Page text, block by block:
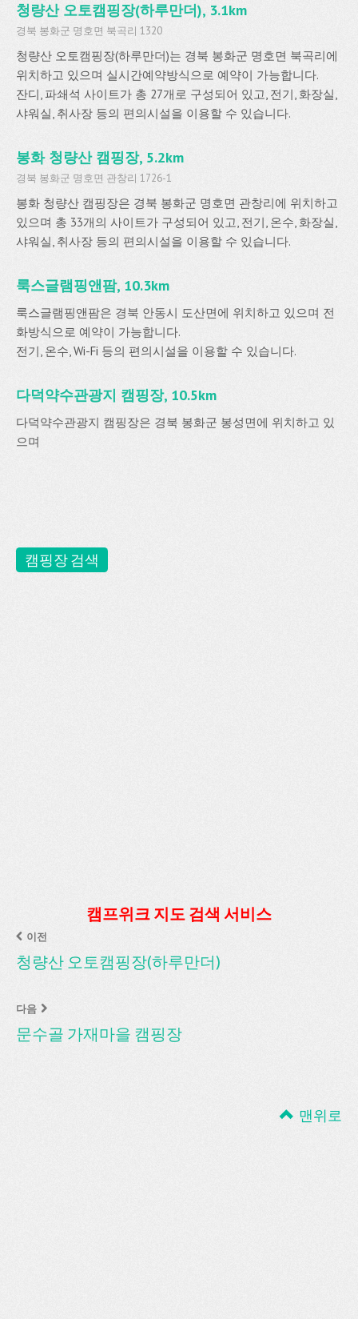
청량산 오토캠핑장(하루만더), 3.1km
경북 봉화군 명호면 북곡리 1320
청량산 오토캠핑장(하루만더)는 경북 봉화군 명호면 북곡리에
위치하고 있으며 실시간예약방식으로 예약이 가능합니다.
잔디, 파쇄석 사이트가 총 27개로 구성되어 있고, 전기, 화장실,
샤워실, 취사장 등의 편의시설을 이용할 수 있습니다.
봉화 청량산 캠핑장, 5.2km
경북 봉화군 명호면 관창리 1726-1
봉화 청량산 캠핑장은 경북 봉화군 명호면 관창리에 위치하고
있으며 총 33개의 사이트가 구성되어 있고, 전기, 온수, 화장실,
샤워실, 취사장 등의 편의시설을 이용할 수 있습니다.
룩스글램핑앤팜, 10.3km
룩스글램핑앤팜은 경북 안동시 도산면에 위치하고 있으며 전
화방식으로 예약이 가능합니다.
전기, 온수, Wi-Fi 등의 편의시설을 이용할 수 있습니다.
다덕약수관광지 캠핑장, 10.5km
다덕약수관광지 캠핑장은 경북 봉화군 봉성면에 위치하고 있
으며
캠핑장 검색
캠프위크 지도 검색 서비스
이전
청량산 오토캠핑장(하루만더)
다음
문수골 가재마을 캠핑장
맨위로